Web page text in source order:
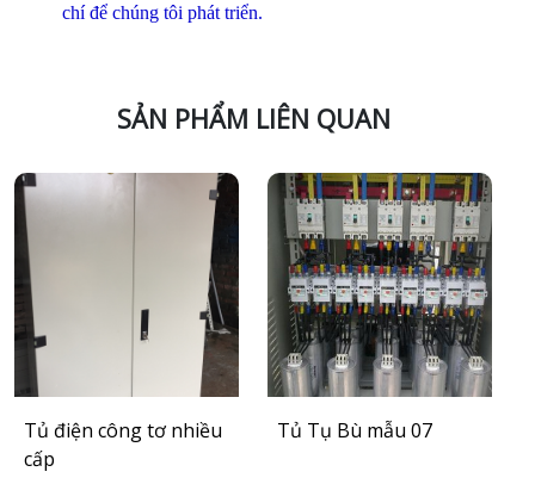
chí để chúng tôi phát triển.
SẢN PHẨM LIÊN QUAN
Tủ Tụ Bù mẫu 07 Tủ Tụ Bù mẫu 06